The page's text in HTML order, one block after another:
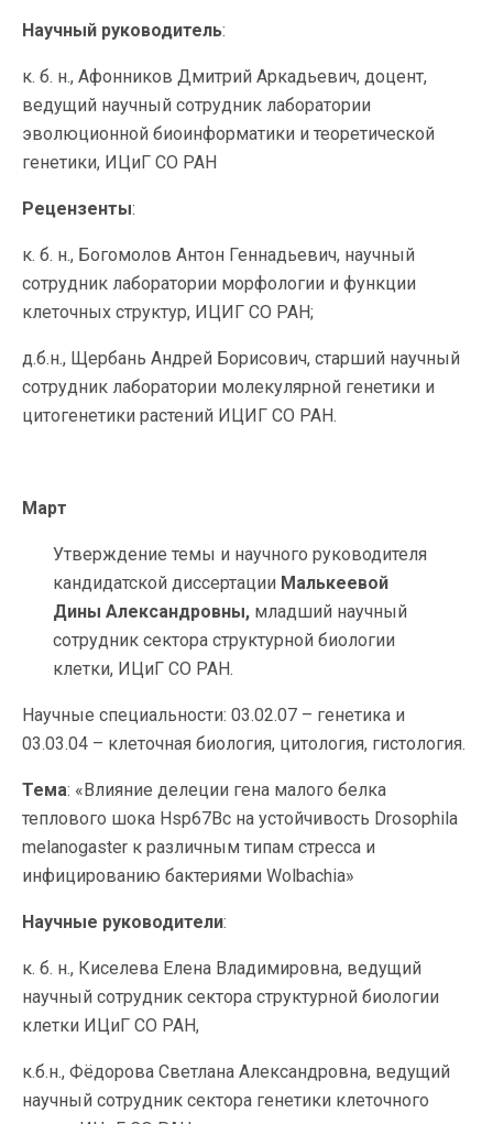
Научный руководитель:
к. б. н., Афонников Дмитрий Аркадьевич, доцент,
ведущий научный сотрудник лаборатории
эволюционной биоинформатики и теоретической
генетики, ИЦиГ СО РАН
Рецензенты:
к. б. н., Богомолов Антон Геннадьевич, научный
сотрудник лаборатории морфологии и функции
клеточных структур, ИЦИГ СО РАН;
д.б.н., Щербань Андрей Борисович, старший научный
сотрудник лаборатории молекулярной генетики и
цитогенетики растений ИЦИГ СО РАН.
Март
Утверждение темы и научного руководителя
кандидатской диссертации Малькеевой
Дины Александровны, младший научный
сотрудник сектора структурной биологии
клетки, ИЦиГ СО РАН.
Научные специальности: 03.02.07 – генетика и
03.03.04 – клеточная биология, цитология, гистология.
Тема: «Влияние делеции гена малого белка
теплового шока Hsp67Bc на устойчивость Drosophila
melanogaster к различным типам стресса и
инфицированию бактериями Wolbachia»
Научные руководители:
к. б. н., Киселева Елена Владимировна, ведущий
научный сотрудник сектора структурной биологии
клетки ИЦиГ СО РАН,
к.б.н., Фёдорова Светлана Александровна, ведущий
научный сотрудник сектора генетики клеточного